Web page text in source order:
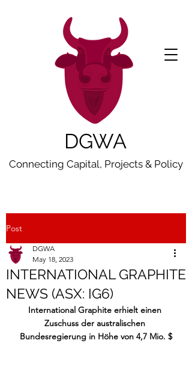
DGWA
Connecting Capital, Projects & Policy
Post
INTERNATIONAL GRAPHITE
NEWS (ASX: IG6)
DGWA
May 18, 2023
International Graphite erhielt einen
Zuschuss der australischen
Bundesregierung in Höhe von 4,7 Mio. $